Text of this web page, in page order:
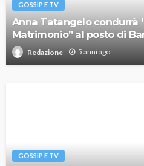
GOSSIP E TV
Anna Tatangelo condurrà
Matrimonio” al posto di
Redazione 5 anni ago
GOSSIP E TV